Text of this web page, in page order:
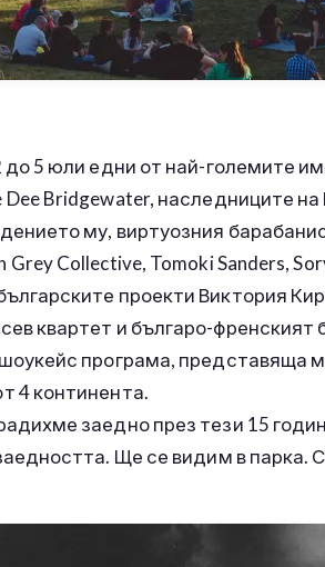
5 юли едни от най-големите
Bridgewater, наследниците
му, виртуозния
Collective, Tomoki Sanders,
проекти Виктория
квартет и българо-
програма, представяща
4 континента.
заедно през тези 15
Ще се видим в парка.